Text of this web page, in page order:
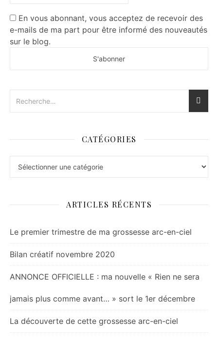
En vous abonnant, vous acceptez de recevoir des
e-mails de ma part pour être informé des nouveautés
sur le blog.
CATÉGORIES
ARTICLES RÉCENTS
Le premier trimestre de ma grossesse arc-en-ciel
Bilan créatif novembre 2020
ANNONCE OFFICIELLE : ma nouvelle « Rien ne sera
jamais plus comme avant… » sort le 1er décembre
La découverte de cette grossesse arc-en-ciel